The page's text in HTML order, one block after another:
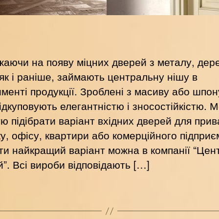
на появу міцних дверей з металу,
і раніше, займають центральну нішу в
продукції. Зроблені з масиву або
елегантністю і зносостійкістю.
підібрати варіант вхідних дверей для
офісу, квартири або комерційного
найкращий варіант можна в компанії
Всі вироби відповідають […]